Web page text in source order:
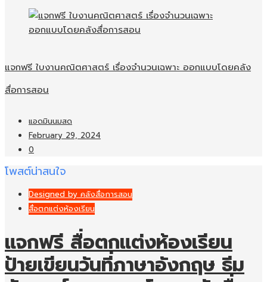
แจกฟรี ใบงานคณิตศาสตร์ เรื่องจำนวนเฉพาะ ออกแบบโดยคลัง
สื่อการสอน
แอดมินนมสด
February 29, 2024
0
โพสต์น่าสนใจ
Designed by คลังสื่อการสอน
สื่อตกแต่งห้องเรียน
แจกฟรี สื่อตกแต่งห้องเรียน
ป้ายเขียนวันที่ภาษาอังกฤษ ธีม